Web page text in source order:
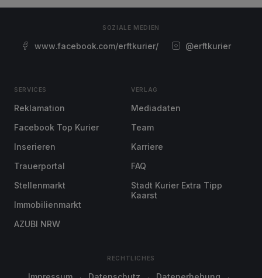
SOZIALE MEDIEN
www.facebook.com/erftkurier/ @erftkurier
SERVICES
Reklamation
Facebook Top Kurier
Inserieren
Trauerportal
Stellenmarkt
Immobilienmarkt
AZUBI NRW
VERLAG
Mediadaten
Team
Karriere
FAQ
Stadt Kurier Extra Tipp
Kaarst
RECHTLICHES